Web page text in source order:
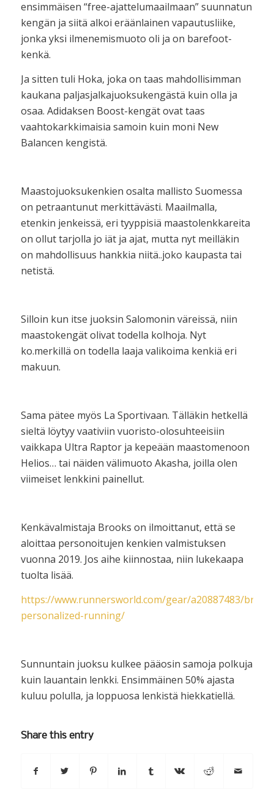
ensimmäisen “free-ajattelumaailmaan” suunnatun
kengän ja siitä alkoi eräänlainen vapautusliike,
jonka yksi ilmenemismuoto oli ja on barefoot-
kenkä.
Ja sitten tuli Hoka, joka on taas mahdollisimman
kaukana paljasjalkajuoksukengästä kuin olla ja
osaa. Adidaksen Boost-kengät ovat taas
vaahtokarkkimaisia samoin kuin moni New
Balancen kengistä.
Maastojuoksukenkien osalta mallisto Suomessa
on petraantunut merkittävästi. Maailmalla,
etenkin jenkeissä, eri tyyppisiä maastolenkkareita
on ollut tarjolla jo iät ja ajat, mutta nyt meilläkin
on mahdollisuus hankkia niitä..joko kaupasta tai
netistä.
Silloin kun itse juoksin Salomonin väreissä, niin
maastokengät olivat todella kolhoja. Nyt
ko.merkillä on todella laaja valikoima kenkiä eri
makuun.
Sama pätee myös La Sportivaan. Tälläkin hetkellä
sieltä löytyy vaativiin vuoristo-olosuhteeisiin
vaikkapa Ultra Raptor ja kepeään maastomenoon
Helios… tai näiden välimuoto Akasha, joilla olen
viimeiset lenkkini painellut.
Kenkävalmistaja Brooks on ilmoittanut, että se
aloittaa personoitujen kenkien valmistuksen
vuonna 2019. Jos aihe kiinnostaa, niin lukekaapa
tuolta lisää.
https://www.runnersworld.com/gear/a20887483/
personalized-running/
Sunnuntain juoksu kulkee pääosin samoja polkuja
kuin lauantain lenkki. Ensimmäinen 50% ajasta
kuluu polulla, ja loppuosa lenkistä hiekkatiellä.
Share this entry